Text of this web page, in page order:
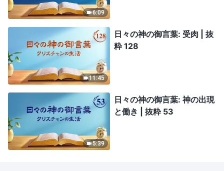
6:09
11:45
日々の神の御言葉: 受肉 | 抜
粋 128
5:39
日々の神の御言葉: 神の出現
と働き | 抜粋 53